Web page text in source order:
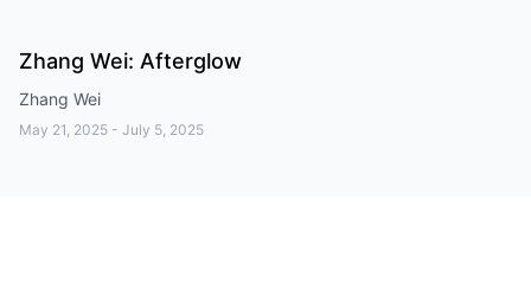
Zhang Wei: Afterglow
Zhang Wei
May 21, 2025 - July 5, 2025